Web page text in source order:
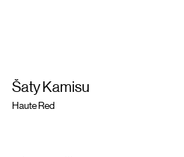
Šaty Kamisu
Haute Red